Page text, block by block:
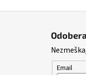
Email